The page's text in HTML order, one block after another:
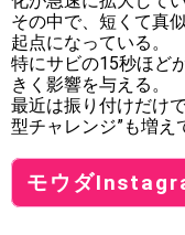
その中で、短くて真
起点になっている。
特にサビの15秒ほど
きく影響を与える。
最近は振り付けだけ
型チャレンジ”も増え
モウダ